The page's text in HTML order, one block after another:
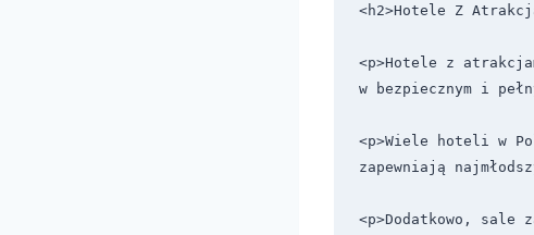
<h2>Hotele Z
<p>Hotele z
w bezpiecznym i
<p>Wiele hoteli w
zapewniają
<p>Dodatkowo, sale